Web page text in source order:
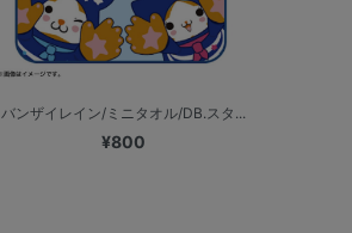
バンザイレイン/ミニタオル/DB.スタ...
¥800